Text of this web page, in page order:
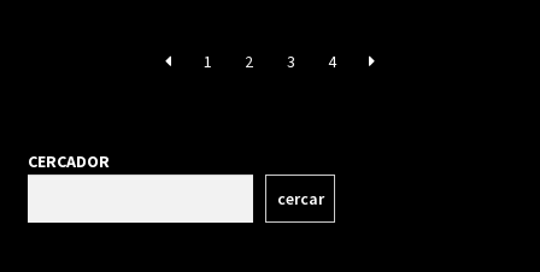
1 2 3 4
CERCADOR
cercar